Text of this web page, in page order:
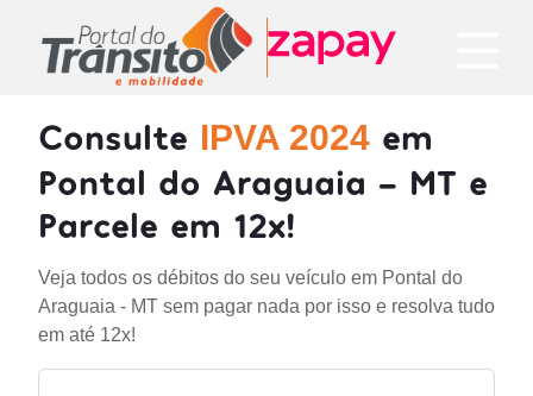
Consulte IPVA 2024 em
Pontal do Araguaia - MT e
Parcele em 12x!
Veja todos os débitos do seu veículo em Pontal do
Araguaia - MT sem pagar nada por isso e resolva tudo
em até 12x!